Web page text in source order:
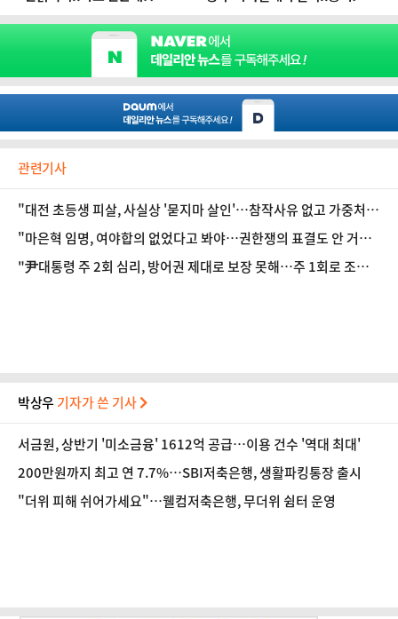
관련기사
"대전 초등생 피살, 사실상 '묻지마 살인'…참작사유 없고 가중처벌
예상" [법조계에 물어보니 622]
"마은혁 임명, 여야합의 없었다고 봐야…권한쟁의 표결도 안 거쳐
흠결 명백" [법조계에 물어보니 620]
"尹대통령 주 2회 심리, 방어권 제대로 보장 못해…주 1회로 조정
박상우 기자가 쓴 기사
서금원, 상반기 '미소금융' 1612억 공급…이용 건수 '역대 최대'
200만원까지 최고 연 7.7%…SBI저축은행, 생활파킹통장 출시
"더위 피해 쉬어가세요"…웰컴저축은행, 무더위 쉼터 운영